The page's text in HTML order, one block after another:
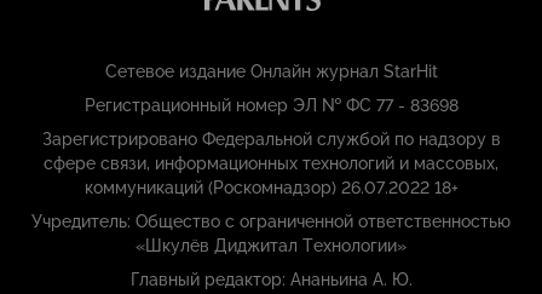
Сетевое издание Онлайн журнал StarHit
Регистрационный номер ЭЛ № ФС 77 - 83698
Зарегистрировано Федеральной службой по надзору в
сфере связи, информационных технологий и массовых,
коммуникаций (Роскомнадзор) 26.07.2022 18+
Учредитель: Общество с ограниченной ответственностью
«Шкулёв Диджитал Технологии»
Главный редактор: Ананьина А. Ю.